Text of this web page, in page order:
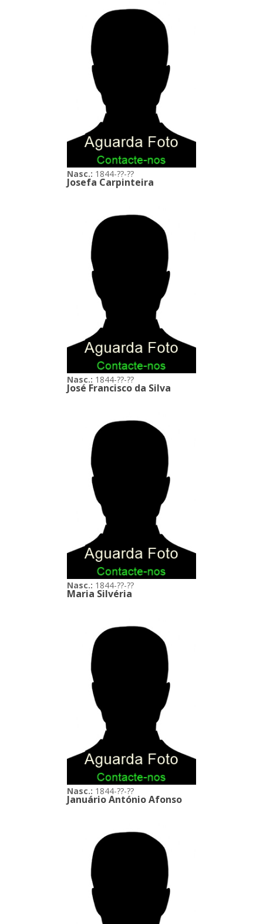
Nasc.: 1844-??-??
Josefa Carpinteira
Nasc.: 1844-??-??
José Francisco da Silva
Nasc.: 1844-??-??
Maria Silvéria
Nasc.: 1844-??-??
Januário António Afonso